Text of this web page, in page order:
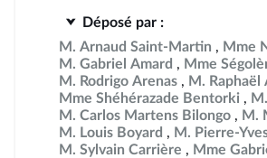
Date de dépôt
Déposé par :
M. Arnaud Saint-Martin
Mme
M. Gabriel Amard
Mme
M. Rodrigo Arenas
M. Raphaël
Mme Shéhérazade Bentorki
M. Carlos Martens Bilongo
M.
M. Louis Boyard
M. Pierre-
M. Sylvain Carrière
Mme